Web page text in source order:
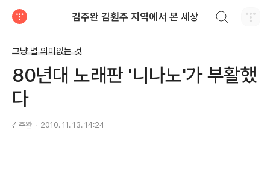
김주완 김훤주 지역에서 본 세상
그냥 별 의미없는 것
80년대 노래판 '니나노'가 부활했
다
김주완 2010. 11. 13. 14:24